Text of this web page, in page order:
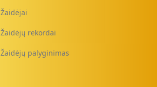
Žaidėjai
Žaidėjų rekordai
Žaidėjų palyginimas